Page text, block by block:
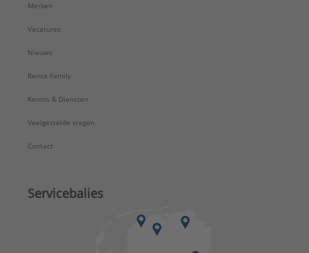
Merken
Vacatures
Nieuws
Rensa Family
Kennis & Diensten
Veelgestelde vragen
Contact
Servicebalies